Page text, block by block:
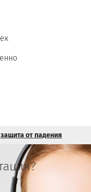
защита от падения